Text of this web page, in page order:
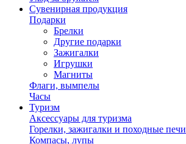
Сувенирная продукция
Подарки
Брелки
Другие подарки
Зажигалки
Игрушки
Магниты
Флаги, вымпелы
Часы
Туризм
Аксессуары для туризма
Горелки, зажигалки и походные печи
Компасы, лупы